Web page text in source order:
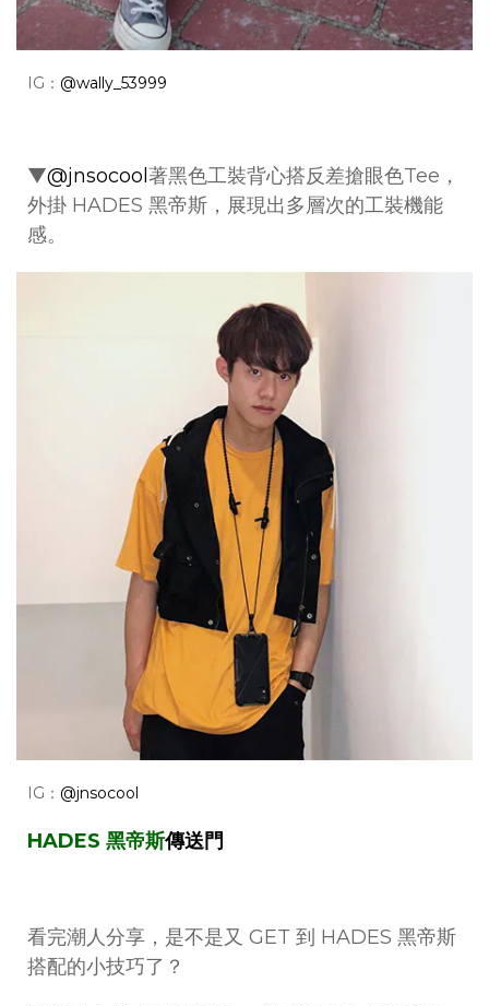
IG： @wally_53999
▼@jnsocool 著黑色工裝背心搭反差搶眼色Tee，
外掛 HADES 黑帝斯，展現出多層次的工裝機能
感。
IG： @jnsocool
HADES 黑帝斯傳送門
看完潮人分享，是不是又 GET 到 HADES 黑帝斯
搭配的小技巧了？